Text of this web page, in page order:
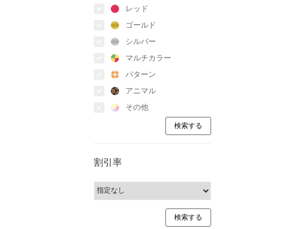
レッド
ゴールド
シルバー
マルチカラー
パターン
アニマル
その他
割引率